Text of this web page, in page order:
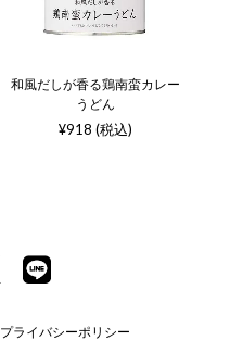
和風だしが香る鶏南蛮カレー
うどん
¥918 (税込)
プライバシーポリシー